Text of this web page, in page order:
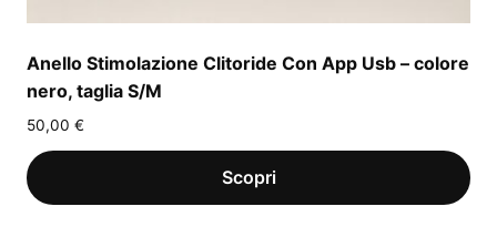
Anello Stimolazione Clitoride Con App Usb – colore
nero, taglia S/M
50,00 €